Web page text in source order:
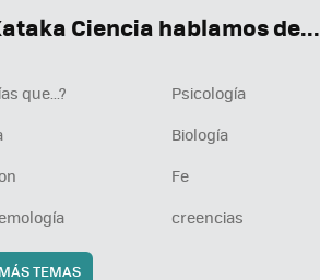
Ciencia hablamos de...
que...? Psicología
Biología
Fe
creencias
TEMAS